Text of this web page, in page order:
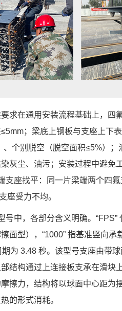
求在通用安装流程基础上，四
；梁底上钢板与支座上下
、个别脱空（脱空面积≤5%）
灰尘、油污；安装过程中避免
支座找平：同一片梁端两个四
座受力不均。
号中，各部分含义明确。“FPS”
面型），“1000” 指基准竖向承
期为 3.48 秒。该型号支座由带
结构通过上连接板支承在滑块
擦力，结构将以球面中心距为
的形式消耗。